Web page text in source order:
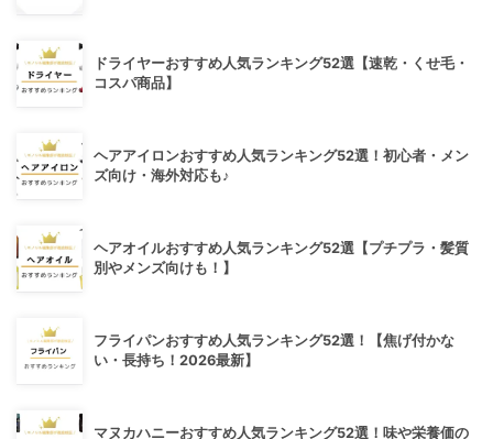
ドライヤーおすすめ人気ランキング52選【速乾・くせ毛・
コスパ商品】
ヘアアイロンおすすめ人気ランキング52選！初心者・メン
ズ向け・海外対応も♪
ヘアオイルおすすめ人気ランキング52選【プチプラ・髪質
別やメンズ向けも！】
フライパンおすすめ人気ランキング52選！【焦げ付かな
い・長持ち！2026最新】
マヌカハニーおすすめ人気ランキング52選！味や栄養価の